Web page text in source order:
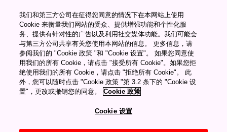
My Favorites
舊市鎮街景
妻籠宿
妻籠宿
我们和第三方公司在征得您同意的情况下在本网站上使用
Cookie 来衡量我们网站的受众、提供增强功能和个性化服
务、提供有针对性的广告以及利用社交媒体功能。我们可能会
与第三方公司共享有关您使用本网站的信息。 更多信息，请
参阅我们的 "Cookie 政策 "和 "Cookie 设置"。 如果您同意使
用我们的所有 Cookie，请点击 "接受所有 Cookie"。如果您拒
绝使用我们的所有 Cookie，请点击 "拒绝所有 Cookie"。 此
外，您可以随时点击 "Cookie 政策 "第 3.2 条下的 "Cookie 设
置"，更改或撤销您的同意。
Cookie 政策
Cookie 设置